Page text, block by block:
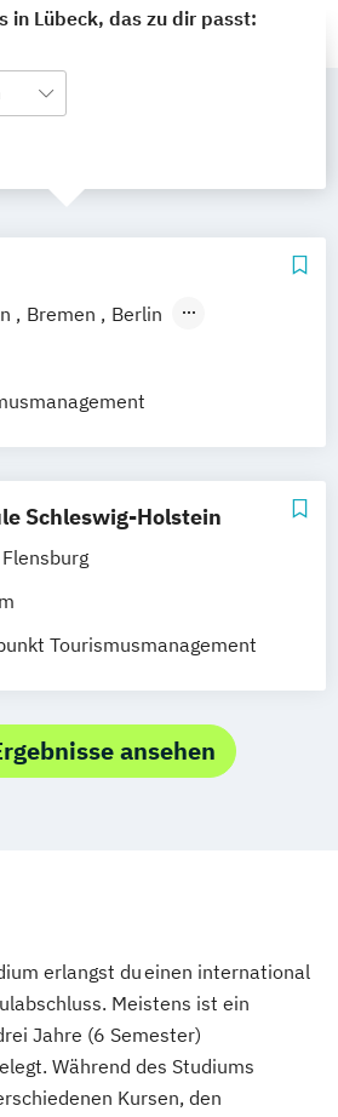
in Lübeck, das zu dir passt:
Bremen
Berlin
Schleswig-Holstein
Flensburg
Tourismusmanagement
ansehen
erlangst du einen international
Meistens ist ein
Jahre (6 Semester)
Während des Studiums
Kursen, den